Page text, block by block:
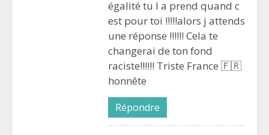
égalité tu l a prend quand c
est pour toi !!!!!alors j attends
une réponse !!!!!! Cela te
changerai de ton fond
raciste!!!!!! Triste France 🇫🇷
honnête
Répondre